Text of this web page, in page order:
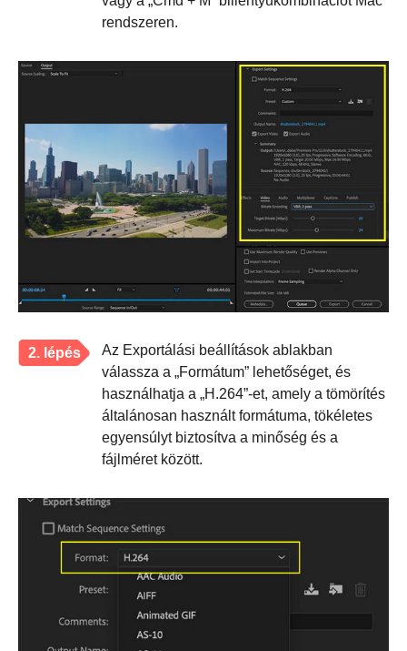
rendszeren.
2. lépés
Az Exportálási beállítások ablakban
válassza a „Formátum” lehetőséget, és
használhatja a „H.264”-et, amely a tömörítés
általánosan használt formátuma, tökéletes
egyensúlyt biztosítva a minőség és a
fájlméret között.